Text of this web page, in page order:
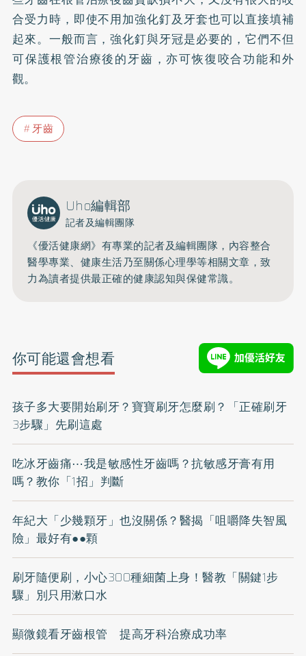
合受力時，即使不用加強化釘及牙套也可以直接填補
起來。一般而言，強化釘與牙冠是必要的，它們不但
可保護根管治療後的牙齒，亦可恢復咬合功能和外
觀。
牙齒
Uho編輯部
記者及編輯團隊
《優活健康網》有專業的記者及編輯團隊，內容整合
醫學專業、健康生活乃至關係心理學等相關文章，致
力為讀者提供最正確的健康認知與保健常識。
你可能還會想看
孩子多大要開始刷牙？寶寶刷牙怎麼刷？「正確刷牙
3步驟」先刷這處
吃冰牙齒痛⋯我是敏感性牙齒嗎？抗敏感牙膏有用
嗎？教你「1招」判斷
年紀大「少幾顆牙」也沒關係？醫揭「咀嚼降失智風
險」最好有●●顆
刷牙隨便刷，小心300種細菌上身！醫教「關鍵1步
驟」別只用漱口水
顯微鏡看牙齒根管 提高牙科治療成功率